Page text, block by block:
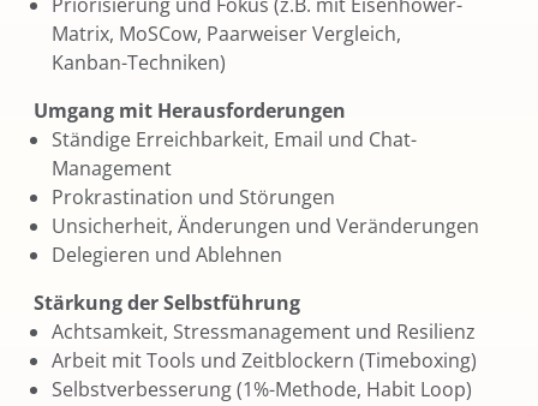
Matrix, MoSCow, Paarweiser Vergleich,
Kanban-Techniken)
Umgang mit Herausforderungen
Ständige Erreichbarkeit, Email und Chat-
Management
Prokrastination und Störungen
Unsicherheit, Änderungen und Veränderungen
Delegieren und Ablehnen
Stärkung der Selbstführung
Achtsamkeit, Stressmanagement und Resilienz
Arbeit mit Tools und Zeitblockern (Timeboxing)
Selbstverbesserung (1%-Methode, Habit Loop)